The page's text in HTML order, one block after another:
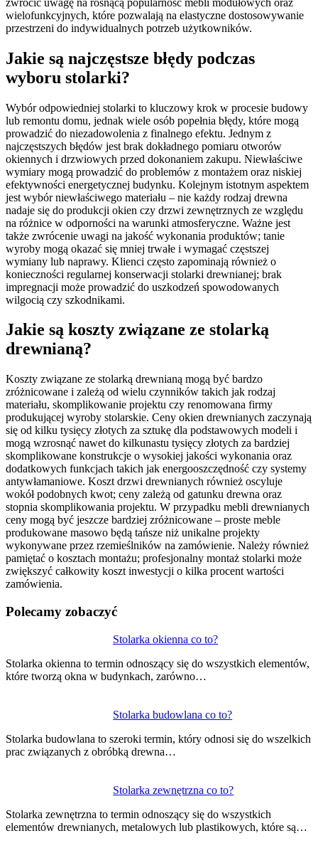
wielofunkcyjnych, które pozwalają na elastyczne dostosowywanie
przestrzeni do indywidualnych potrzeb użytkowników.
Jakie są najczęstsze błędy podczas
wyboru stolarki?
Wybór odpowiedniej stolarki to kluczowy krok w procesie budowy
lub remontu domu, jednak wiele osób popełnia błędy, które mogą
prowadzić do niezadowolenia z finalnego efektu. Jednym z
najczęstszych błędów jest brak dokładnego pomiaru otworów
okiennych i drzwiowych przed dokonaniem zakupu. Niewłaściwe
wymiary mogą prowadzić do problemów z montażem oraz niskiej
efektywności energetycznej budynku. Kolejnym istotnym aspektem
jest wybór niewłaściwego materiału – nie każdy rodzaj drewna
nadaje się do produkcji okien czy drzwi zewnętrznych ze względu
na różnice w odporności na warunki atmosferyczne. Ważne jest
także zwrócenie uwagi na jakość wykonania produktów; tanie
wyroby mogą okazać się mniej trwałe i wymagać częstszej
wymiany lub naprawy. Klienci często zapominają również o
konieczności regularnej konserwacji stolarki drewnianej; brak
impregnacji może prowadzić do uszkodzeń spowodowanych
wilgocią czy szkodnikami.
Jakie są koszty związane ze stolarką
drewnianą?
Koszty związane ze stolarką drewnianą mogą być bardzo
zróżnicowane i zależą od wielu czynników takich jak rodzaj
materiału, skomplikowanie projektu czy renomowana firmy
produkującej wyroby stolarskie. Ceny okien drewnianych zaczynają
się od kilku tysięcy złotych za sztukę dla podstawowych modeli i
mogą wzrosnąć nawet do kilkunastu tysięcy złotych za bardziej
skomplikowane konstrukcje o wysokiej jakości wykonania oraz
dodatkowych funkcjach takich jak energooszczędność czy systemy
antywłamaniowe. Koszt drzwi drewnianych również oscyluje
wokół podobnych kwot; ceny zależą od gatunku drewna oraz
stopnia skomplikowania projektu. W przypadku mebli drewnianych
ceny mogą być jeszcze bardziej zróżnicowane – proste meble
produkowane masowo będą tańsze niż unikalne projekty
wykonywane przez rzemieślników na zamówienie. Należy również
pamiętać o kosztach montażu; profesjonalny montaż stolarki może
zwiększyć całkowity koszt inwestycji o kilka procent wartości
zamówienia.
Polecamy zobaczyć
Stolarka okienna co to?
Stolarka okienna to termin odnoszący się do wszystkich elementów,
które tworzą okna w budynkach, zarówno…
Stolarka budowlana co to?
Stolarka budowlana to szeroki termin, który odnosi się do wszelkich
prac związanych z obróbką drewna…
Stolarka zewnętrzna co to?
Stolarka zewnętrzna to termin odnoszący się do wszystkich
elementów drewnianych, metalowych lub plastikowych, które są…
wpisu